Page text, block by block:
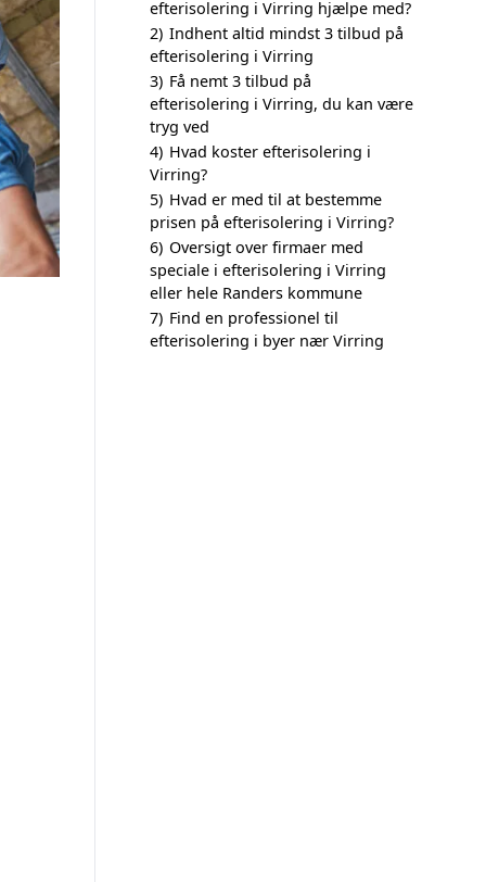
efterisolering i Virring hjælpe med?
2) Indhent altid mindst 3 tilbud på
efterisolering i Virring
3) Få nemt 3 tilbud på
efterisolering i Virring, du kan være
tryg ved
4) Hvad koster efterisolering i
Virring?
5) Hvad er med til at bestemme
prisen på efterisolering i Virring?
6) Oversigt over firmaer med
speciale i efterisolering i Virring
eller hele Randers kommune
7) Find en professionel til
efterisolering i byer nær Virring